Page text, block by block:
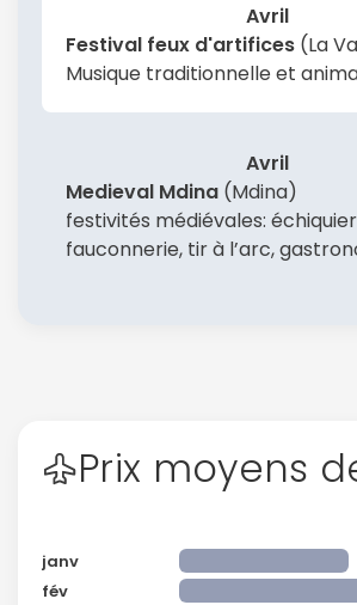
Avril
Festival feux d'artifices (La
Musique traditionnelle et
Avril
Medieval Mdina (Mdina)
festivités médiévales:
fauconnerie, tir à l’arc,
Prix moyens
janv
fév